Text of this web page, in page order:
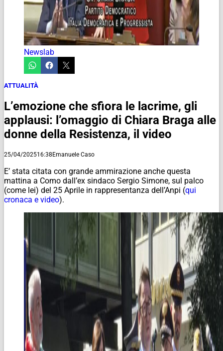
Newslab
ATTUALITÀ
L’emozione che sfiora le lacrime, gli
applausi: l’omaggio di Chiara Braga alle
donne della Resistenza, il video
25/04/202516:38Emanuele Caso
E’ stata citata con grande ammirazione anche questa
mattina a Como dall’ex sindaco Sergio Simone, sul palco
(come lei) del 25 Aprile in rappresentanza dell’Anpi (qui
cronaca e video).